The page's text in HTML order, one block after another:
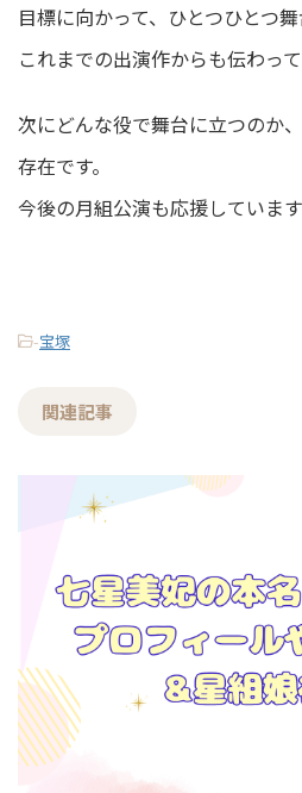
目標に向かって、ひとつひとつ
これまでの出演作からも伝わっ
次にどんな役で舞台に立つのか
存在です。
今後の月組公演も応援しています
-宝塚
関連記事